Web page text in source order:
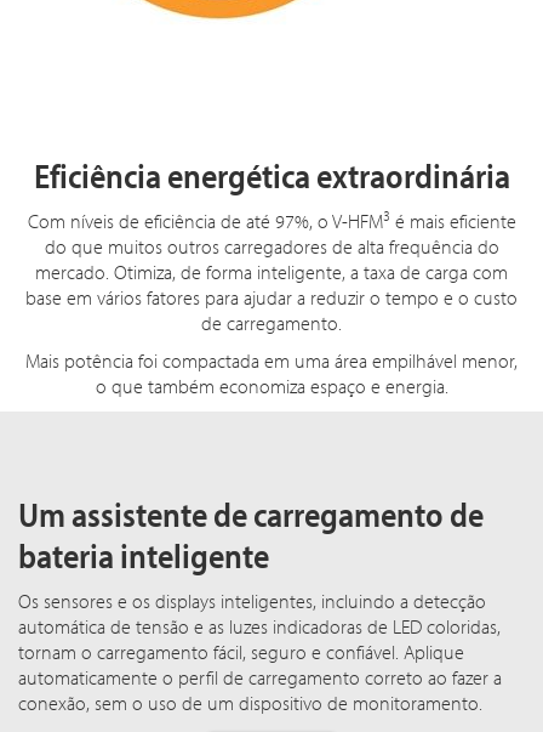
Eficiência energética extraordinária
Com níveis de eficiência de até 97%, o V-HFM3 é mais eficiente
do que muitos outros carregadores de alta frequência do
mercado. Otimiza, de forma inteligente, a taxa de carga com
base em vários fatores para ajudar a reduzir o tempo e o custo
de carregamento.
Mais potência foi compactada em uma área empilhável menor,
o que também economiza espaço e energia.
Um assistente de carregamento de
bateria inteligente
Os sensores e os displays inteligentes, incluindo a detecção
automática de tensão e as luzes indicadoras de LED coloridas,
tornam o carregamento fácil, seguro e confiável. Aplique
automaticamente o perfil de carregamento correto ao fazer a
conexão, sem o uso de um dispositivo de monitoramento.